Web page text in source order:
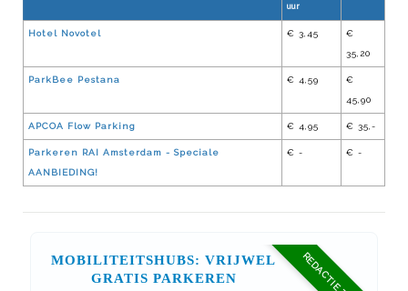
uur
Hotel Novotel € 3,45
€
35,20
ParkBee Pestana € 4,59
€
45,90
APCOA Flow Parking € 4,95 € 35,-
Parkeren RAI Amsterdam - Speciale
AANBIEDING!
€ - € -
REDACTIE TIP
MOBILITEITSHUBS: VRIJWEL
GRATIS PARKEREN